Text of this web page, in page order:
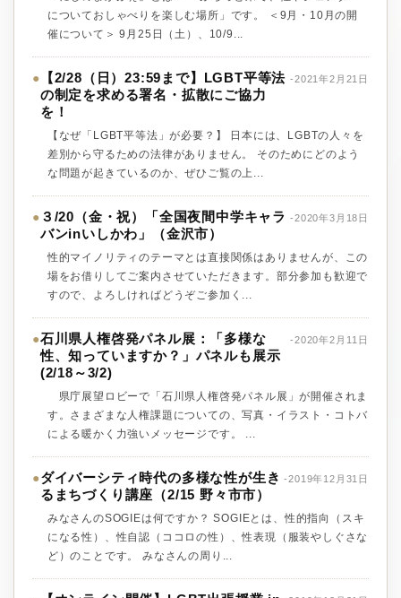
についておしゃべりを楽しむ場所」です。 ＜9月・10月の開
催について＞ 9月25日（土）、10/9...
●
【2/28（日）23:59まで】LGBT平等法
の制定を求める署名・拡散にご協力
を！
-2021年2月21日
【なぜ「LGBT平等法」が必要？】 日本には、LGBTの人々を
差別から守るための法律がありません。 そのためにどのよう
な問題が起きているのか、ぜひご覧の上...
● ３/20（金・祝）「全国夜間中学キャラ
バンinいしかわ」（金沢市）
-2020年3月18日
性的マイノリティのテーマとは直接関係はありませんが、この
場をお借りしてご案内させていただきます。部分参加も歓迎で
すので、よろしければどうぞご参加く...
●石川県人権啓発パネル展：「多様な
性、知っていますか？」パネルも展示
(2/18～3/2)
-2020年2月11日
県庁展望ロビーで「石川県人権啓発パネル展」が開催されま
す。さまざまな人権課題についての、写真・イラスト・コトバ
による暖かく力強いメッセージです。 ...
●ダイバーシティ時代の多様な性が生き
るまちづくり講座（2/15 野々市市）
-2019年12月31日
みなさんのSOGIEは何ですか？ SOGIEとは、性的指向（スキ
になる性）、性自認（ココロの性）、性表現（服装やしぐさな
ど）のことです。 みなさんの周り...